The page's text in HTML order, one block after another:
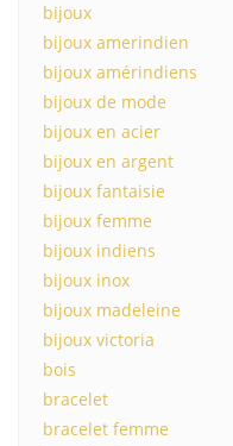
bijoux
bijoux amerindien
bijoux amérindiens
bijoux de mode
bijoux en acier
bijoux en argent
bijoux fantaisie
bijoux femme
bijoux indiens
bijoux inox
bijoux madeleine
bijoux victoria
bois
bracelet
bracelet femme